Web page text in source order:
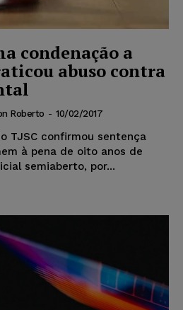
condenação a
abuso contra
Roberto - 10/02/2017
TJSC confirmou sentença
à pena de oito anos de
semiaberto, por...